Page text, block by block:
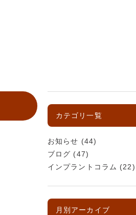
カテゴリ一覧
お知らせ (44)
ブログ (47)
インプラントコラム (22)
月別アーカイブ